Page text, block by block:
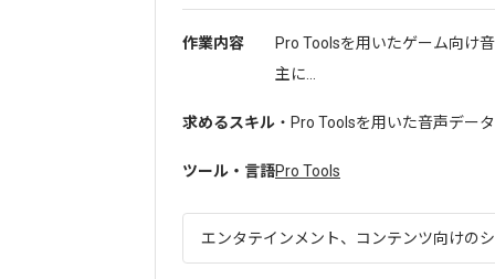
作業内容
Pro Toolsを用いたゲーム向け
主に...
求めるスキル ・Pro Toolsを用いた音声デー
ツール・言語Pro Tools
エンタテインメント、コンテンツ向けの